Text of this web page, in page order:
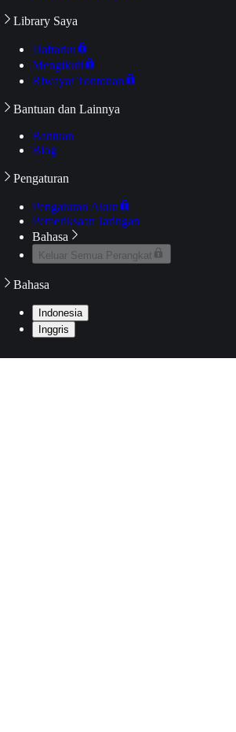
Library Saya
Daftarku
Mengikuti
Riwayat Tontonan
Bantuan dan Lainnya
Bantuan
Blog
Pengaturan
Pengaturan Akun
Pemeriksaan Jaringan
Bahasa
Keluar Semua Perangkat
Bahasa
Indonesia
Inggris